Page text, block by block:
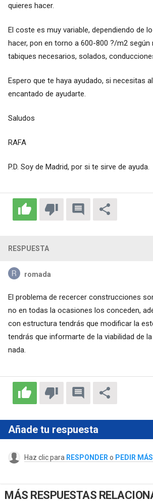
quieres hacer.
El coste es muy variable, dependiendo de
hacer, pon en torno a 600-800 ?/m2 según
tabiques necesarios, solados,
Espero que te haya ayudado, si necesitas
encantado de ayudarte.
Saludos
RAFA
P.D. Soy de Madrid, por si te sirve de ayuda.
RESPUESTA
romada
El problema de recercer construcciones
no en todas la ocasiones los conceden,
con estructura tendrás que modificar la
tendrás que informarte de la viabilidad de
nada.
Añade tu respuesta
Haz clic para RESPONDER o PEDIR
MÁS RESPUESTAS